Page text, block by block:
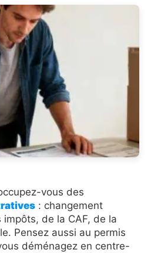
vous des
: changement
impôts, de la CAF, de la
Pensez aussi au permis
déménagez en centre-